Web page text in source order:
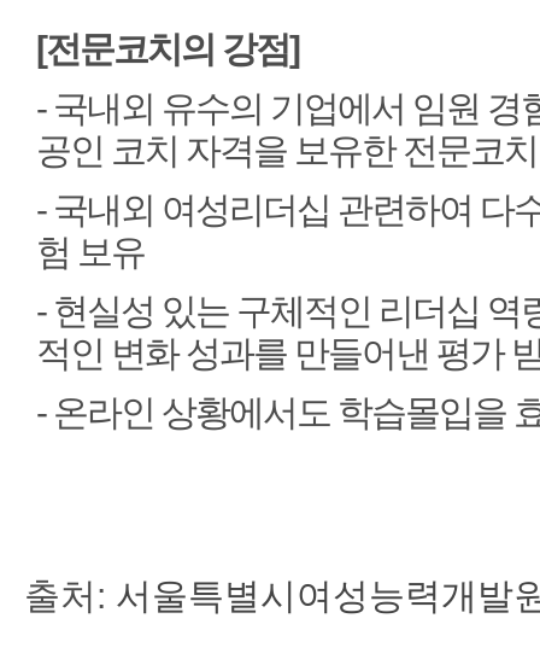
[전문코치의 강점]
- 국내외 유수의 기업에서 임원 경
공인 코치 자격을 보유한 전문코치
- 국내외 여성리더십 관련하여 다
험 보유
- 현실성 있는 구체적인 리더십 역
적인 변화 성과를 만들어낸 평가
- 온라인 상황에서도 학습몰입을
출처: 서울특별시여성능력개발